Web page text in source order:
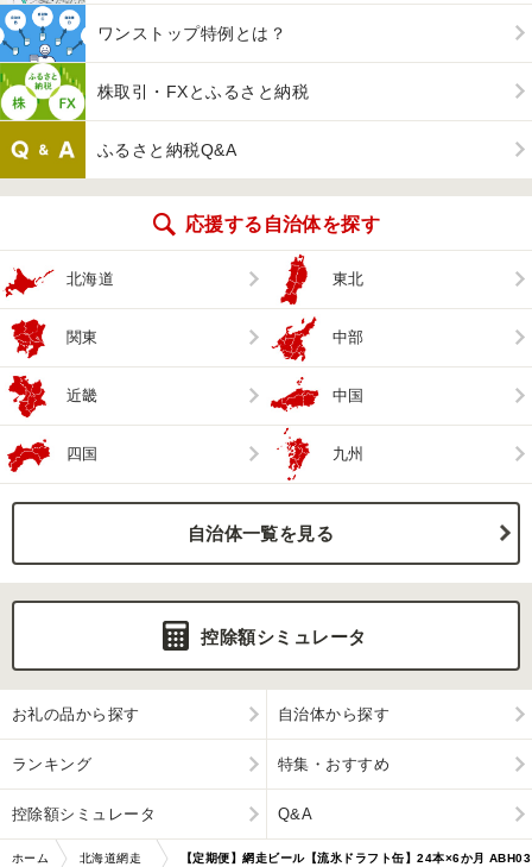
ワンストップ特例とは？
株取引・FXとふるさと納税
ふるさと納税Q&A
応援する自治体を探す
北海道 東北
関東 中部
近畿 中国
四国 九州
自治体一覧を見る
控除額シミュレータ
お礼の品から探す 自治体から探す
ランキング 特集・おすすめ
控除額シミュレータ Q&A
ホーム 北海道網走 【定期便】網走ビール【流氷ドラフト缶】24本×6か月 ABH03